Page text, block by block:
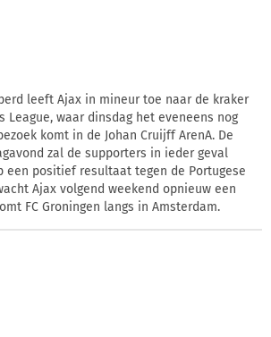
leeft Ajax in mineur toe naar de kraker
League, waar dinsdag het eveneens nog
komt in de Johan Cruijff ArenA. De
zal de supporters in ieder geval
een positief resultaat tegen de Portugese
Ajax volgend weekend opnieuw een
FC Groningen langs in Amsterdam.